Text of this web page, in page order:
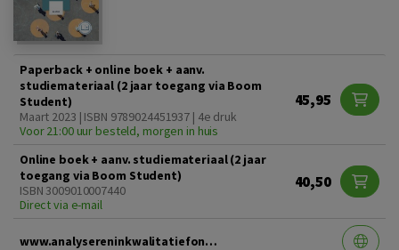
Paperback + online boek + aanv.
studiemateriaal (2 jaar toegang via Boom
Student)
Maart 2023 | ISBN 9789024451937 | 4e druk
Voor 21:00 uur besteld, morgen in huis
45,95
Online boek + aanv. studiemateriaal (2 jaar
toegang via Boom Student)
ISBN 3009010007440
Direct via e-mail
40,50
www.analysereninkwalitatiefonderzoek4edruk.nl